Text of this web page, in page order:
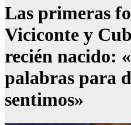
Las primeras
Viciconte y
recién nacido:
palabras para
sentimos»